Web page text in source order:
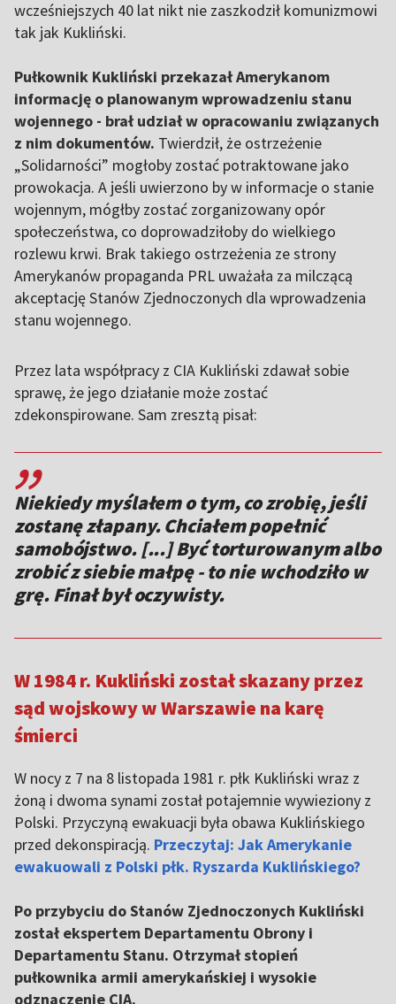
wcześniejszych 40 lat nikt nie zaszkodził komunizmowi
tak jak Kukliński.
Pułkownik Kukliński przekazał Amerykanom
informację o planowanym wprowadzeniu stanu
wojennego - brał udział w opracowaniu związanych
z nim dokumentów. Twierdził, że ostrzeżenie
„Solidarności” mogłoby zostać potraktowane jako
prowokacja. A jeśli uwierzono by w informacje o stanie
wojennym, mógłby zostać zorganizowany opór
społeczeństwa, co doprowadziłoby do wielkiego
rozlewu krwi. Brak takiego ostrzeżenia ze strony
Amerykanów propaganda PRL uważała za milczącą
akceptację Stanów Zjednoczonych dla wprowadzenia
stanu wojennego.
Przez lata współpracy z CIA Kukliński zdawał sobie
sprawę, że jego działanie może zostać
zdekonspirowane. Sam zresztą pisał:
,,
Niekiedy myślałem o tym, co zrobię, jeśli
zostanę złapany. Chciałem popełnić
samobójstwo. [...] Być torturowanym albo
zrobić z siebie małpę - to nie wchodziło w
grę. Finał był oczywisty.
W 1984 r. Kukliński został skazany przez
sąd wojskowy w Warszawie na karę
śmierci
W nocy z 7 na 8 listopada 1981 r. płk Kukliński wraz z
żoną i dwoma synami został potajemnie wywieziony z
Polski. Przyczyną ewakuacji była obawa Kuklińskiego
przed dekonspiracją. Przeczytaj: Jak Amerykanie
ewakuowali z Polski płk. Ryszarda Kuklińskiego?
Po przybyciu do Stanów Zjednoczonych Kukliński
został ekspertem Departamentu Obrony i
Departamentu Stanu. Otrzymał stopień
pułkownika armii amerykańskiej i wysokie
odznaczenie CIA.